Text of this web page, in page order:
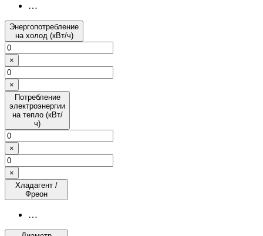
…
Энергопотребление
на холод (кВт/ч)
×
×
Потребление
электроэнергии
на тепло (кВт/
ч)
×
×
Хладагент /
Фреон
…